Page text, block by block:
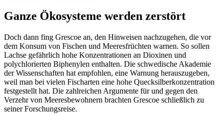
Ganze Ökosysteme werden zerstört
Doch dann fing Grescoe an, den Hinweisen nachzugehen, die vor
dem Konsum von Fischen und Meeresfrüchten warnen. So sollen
Lachse gefährlich hohe Konzentrationen an Dioxinen und
polychlorierten Biphenylen enthalten. Die schwedische Akademie
der Wissenschaften hat empfohlen, eine Warnung herauszugeben,
weil man bei vielen Fischarten eine hohe Quecksilberkonzentration
festgestellt hat. Die zahlreichen Argumente für und gegen den
Verzehr von Meeresbewohnern brachten Grescoe schließlich zu
seiner Forschungsreise.